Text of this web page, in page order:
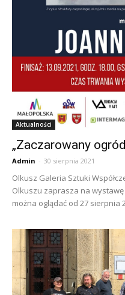
Aktualności
„Zaczarowany
Admin - 30 sierpnia 2021
Olkusz Galeria Sztuki
Olkuszu zaprasza na
można oglądać od 27 sierpnia